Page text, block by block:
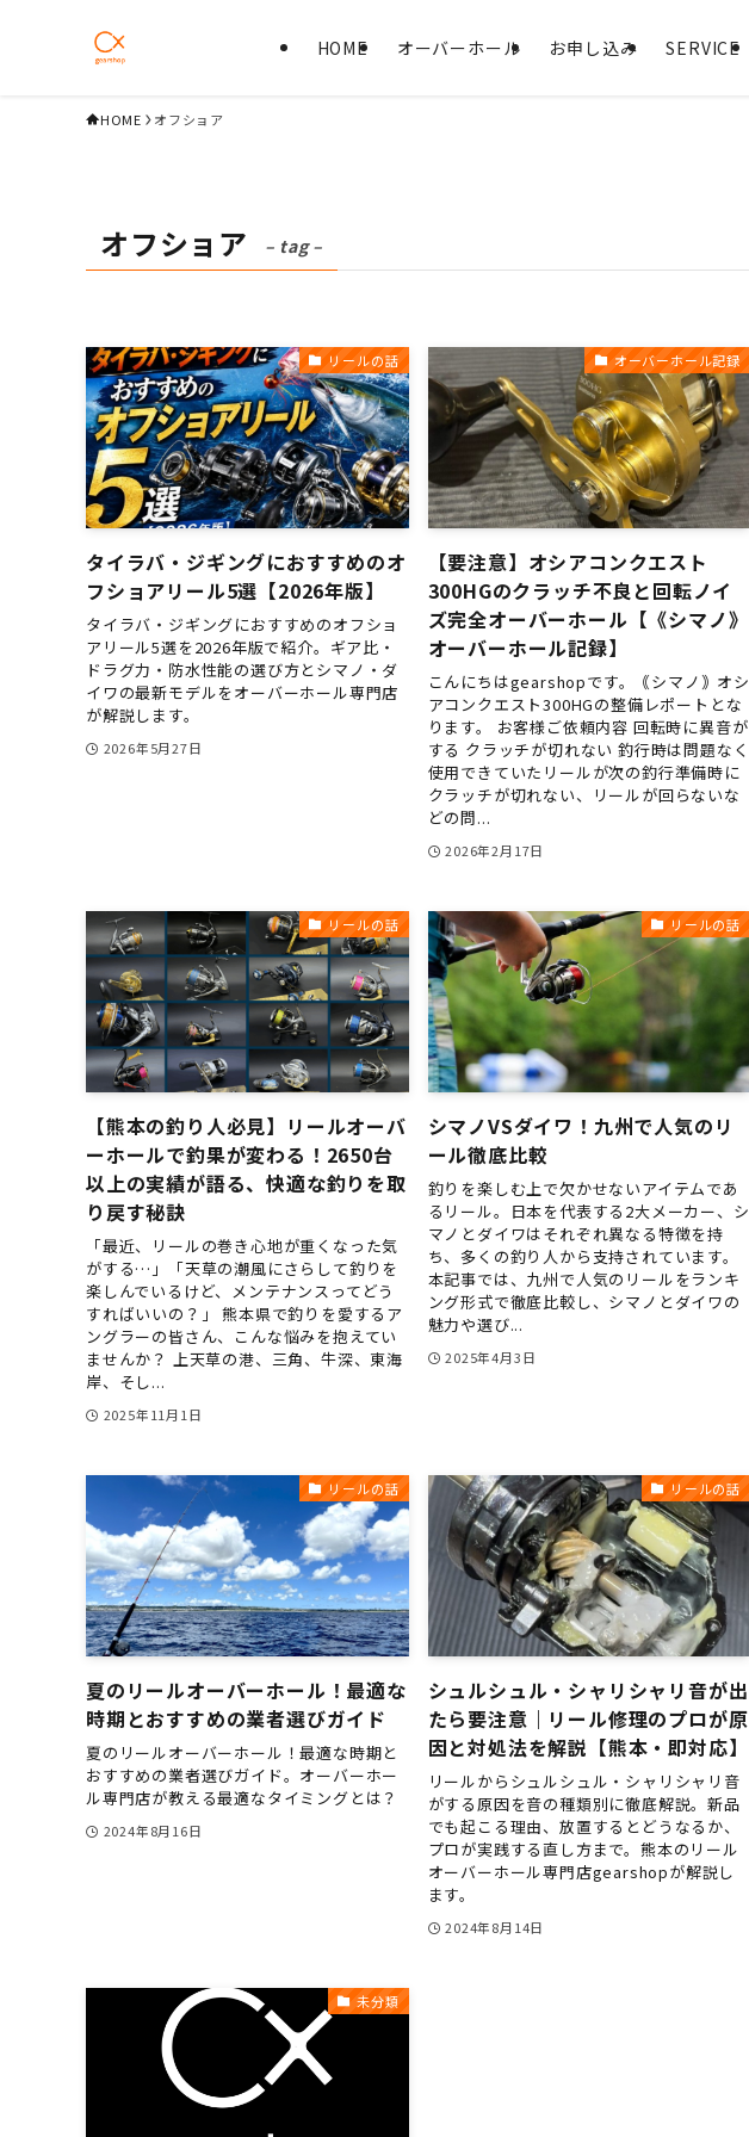
HOME オーバーホール お申し込み SERVICE
HOME オフショア
オフショア – tag –
リールの話
タイラバ・ジギングにおすすめのオ
フショアリール5選【2026年版】
タイラバ・ジギングにおすすめのオフショ
アリール5選を2026年版で紹介。ギア比・
ドラグ力・防水性能の選び方とシマノ・ダ
イワの最新モデルをオーバーホール専門店
が解説します。
2026年5月27日
オーバーホール記録
【要注意】オシアコンクエスト
300HGのクラッチ不良と回転ノイ
ズ完全オーバーホール【《シマノ》
オーバーホール記録】
こんにちはgearshopです。｟シマノ｠オシ
アコンクエスト300HGの整備レポートとな
ります。 お客様ご依頼内容 回転時に異音が
する クラッチが切れない 釣行時は問題なく
使用できていたリールが次の釣行準備時に
クラッチが切れない、リールが回らないな
どの問...
2026年2月17日
リールの話
【熊本の釣り人必見】リールオーバ
ーホールで釣果が変わる！2650台
以上の実績が語る、快適な釣りを取
り戻す秘訣
「最近、リールの巻き心地が重くなった気
がする…」「天草の潮風にさらして釣りを
楽しんでいるけど、メンテナンスってどう
すればいいの？」 熊本県で釣りを愛するア
ングラーの皆さん、こんな悩みを抱えてい
ませんか？ 上天草の港、三角、牛深、東海
岸、そし...
2025年11月1日
リールの話
シマノVSダイワ！九州で人気のリ
ール徹底比較
釣りを楽しむ上で欠かせないアイテムであ
るリール。日本を代表する2大メーカー、シ
マノとダイワはそれぞれ異なる特徴を持
ち、多くの釣り人から支持されています。
本記事では、九州で人気のリールをランキ
ング形式で徹底比較し、シマノとダイワの
魅力や選び...
2025年4月3日
リールの話
夏のリールオーバーホール！最適な
時期とおすすめの業者選びガイド
夏のリールオーバーホール！最適な時期と
おすすめの業者選びガイド。オーバーホー
ル専門店が教える最適なタイミングとは？
2024年8月16日
リールの話
シュルシュル・シャリシャリ音が出
たら要注意｜リール修理のプロが原
因と対処法を解説【熊本・即対応】
リールからシュルシュル・シャリシャリ音
がする原因を音の種類別に徹底解説。新品
でも起こる理由、放置するとどうなるか、
プロが実践する直し方まで。熊本のリール
オーバーホール専門店gearshopが解説し
ます。
2024年8月14日
未分類